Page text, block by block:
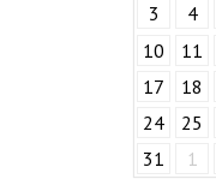
3
4
10
11
17
18
24
25
31
1